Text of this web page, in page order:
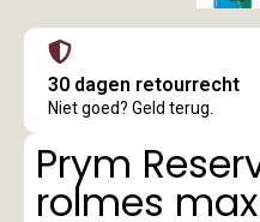
30 dagen retourrecht
Niet goed? Geld terug.
Prym
rolmes